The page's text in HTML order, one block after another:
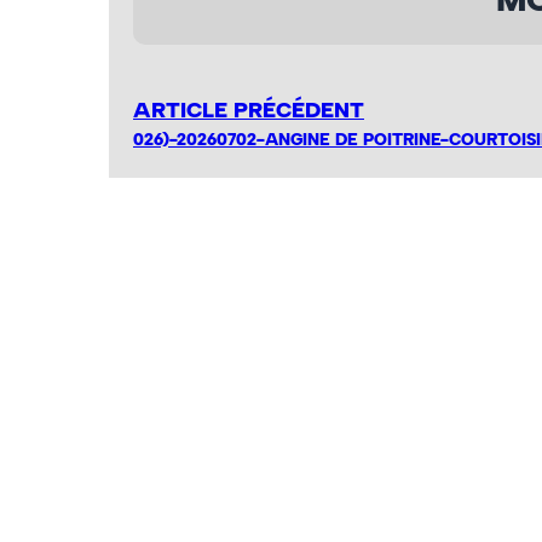
ARTICLE PRÉCÉDENT
026)-20260702-ANGINE DE POITRINE-